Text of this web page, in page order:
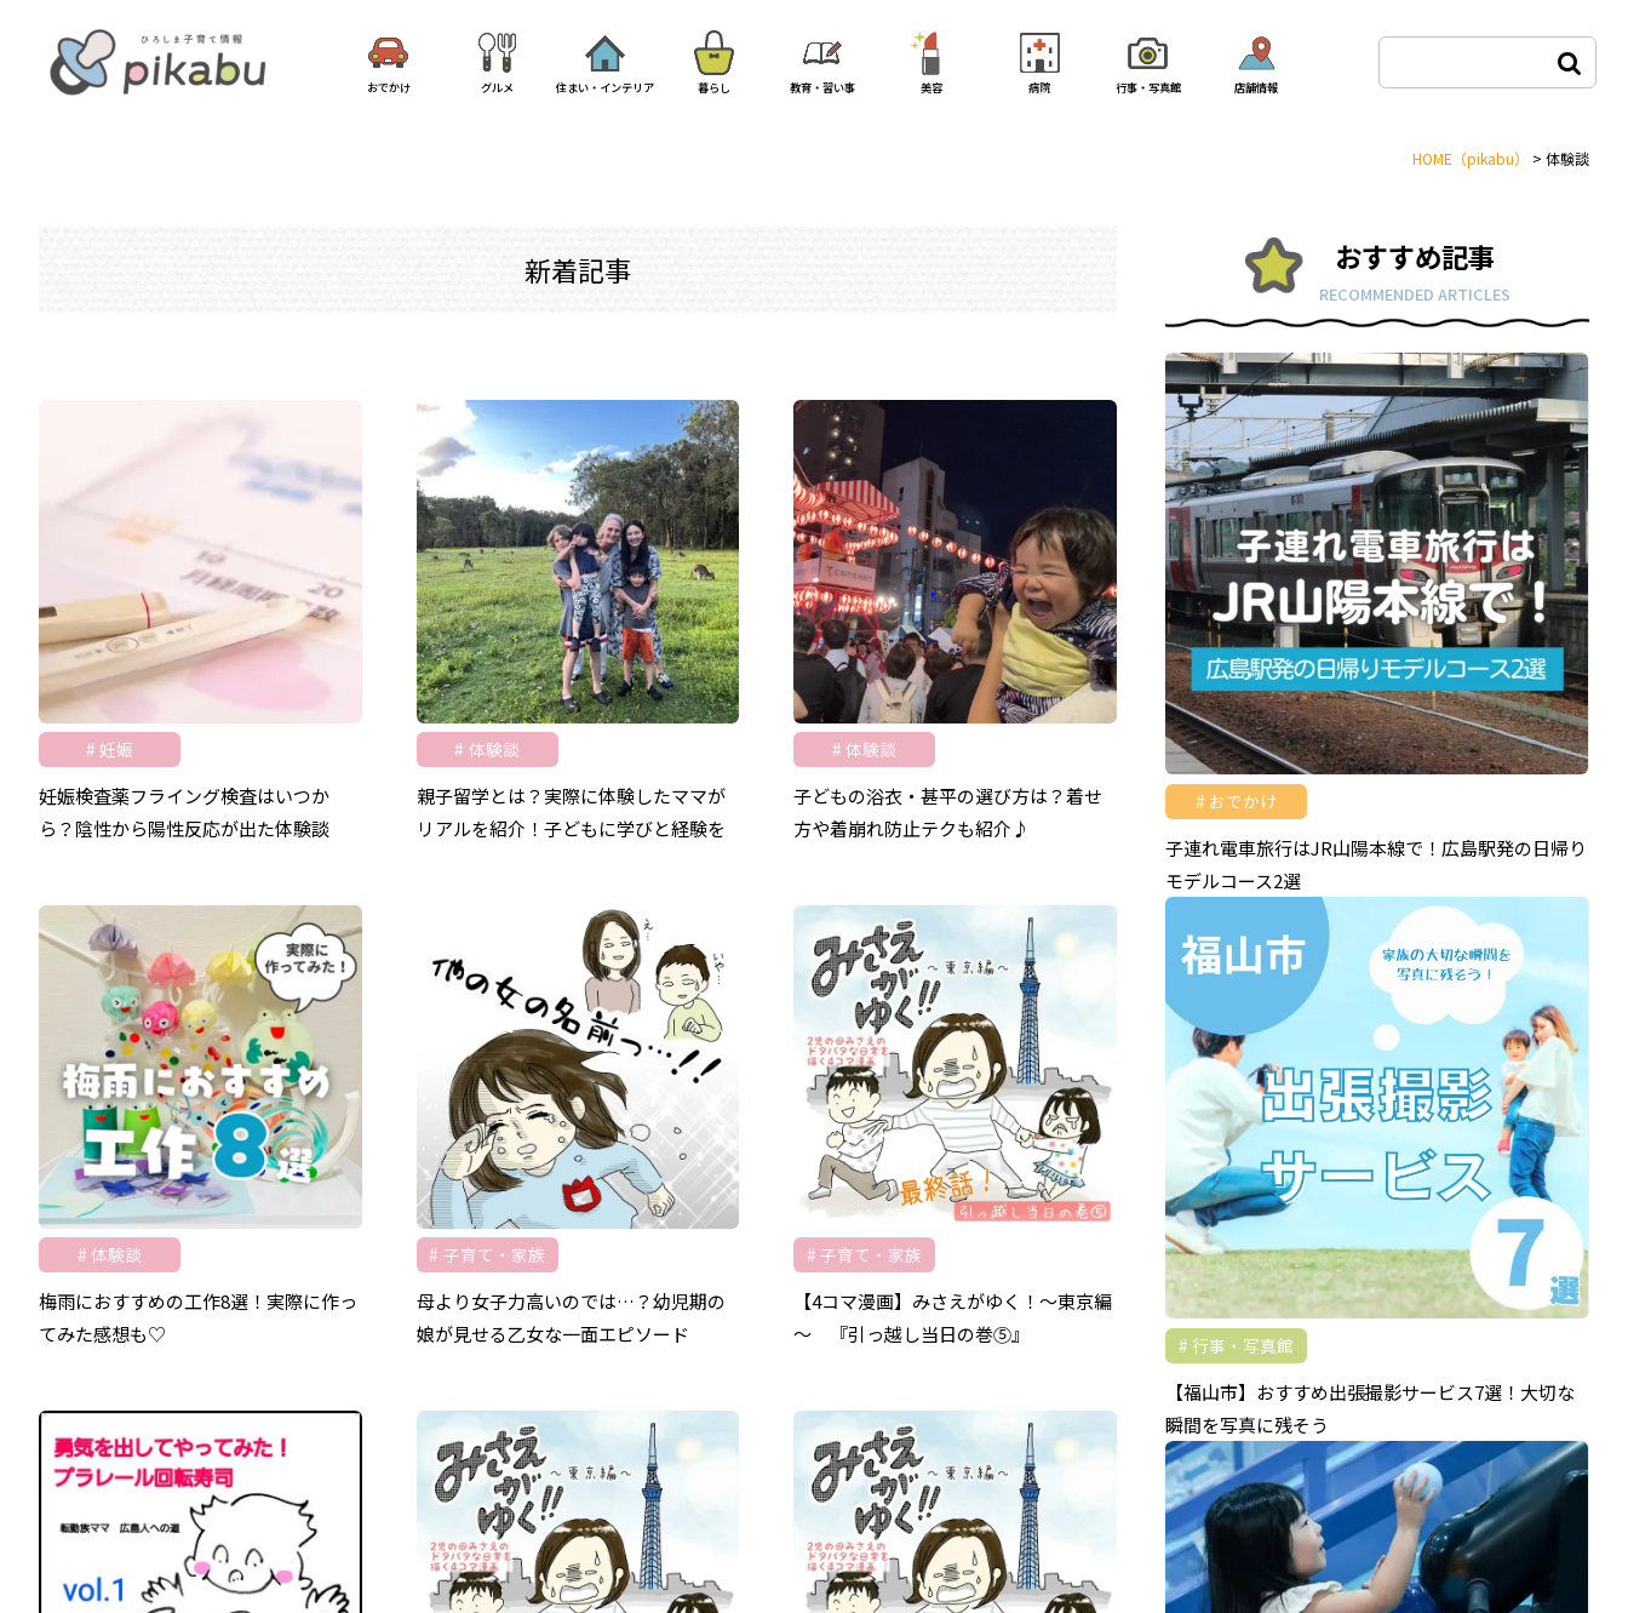
おでかけ グルメ 住まい・インテリア 暮らし 教育・習い事 美容 病院 行事・写真館 店舗情報
HOME （pikabu） > 体験談
新着記事
妊娠
妊娠検査薬フライング検査はいつか
ら？陰性から陽性反応が出た体験談
体験談
親子留学とは？実際に体験したママが
リアルを紹介！子どもに学びと経験を
体験談
子どもの浴衣・甚平の選び方は？着せ
方や着崩れ防止テクも紹介♪
体験談
梅雨におすすめの工作8選！実際に作っ
てみた感想も♡
子育て・家族
母より女子力高いのでは…？幼児期の
娘が見せる乙女な一面エピソード
子育て・家族
【4コマ漫画】みさえがゆく！～東京編
～ 『引っ越し当日の巻⑤』
おすすめ記事
RECOMMENDED ARTICLES
おでかけ
子連れ電車旅行はJR山陽本線で！広島駅発の日帰り
モデルコース2選
行事・写真館
【福山市】おすすめ出張撮影サービス7選！大切な
瞬間を写真に残そう